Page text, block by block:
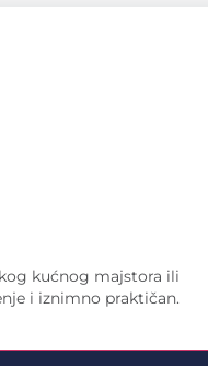
kućnog majstora ili
i iznimno praktičan.